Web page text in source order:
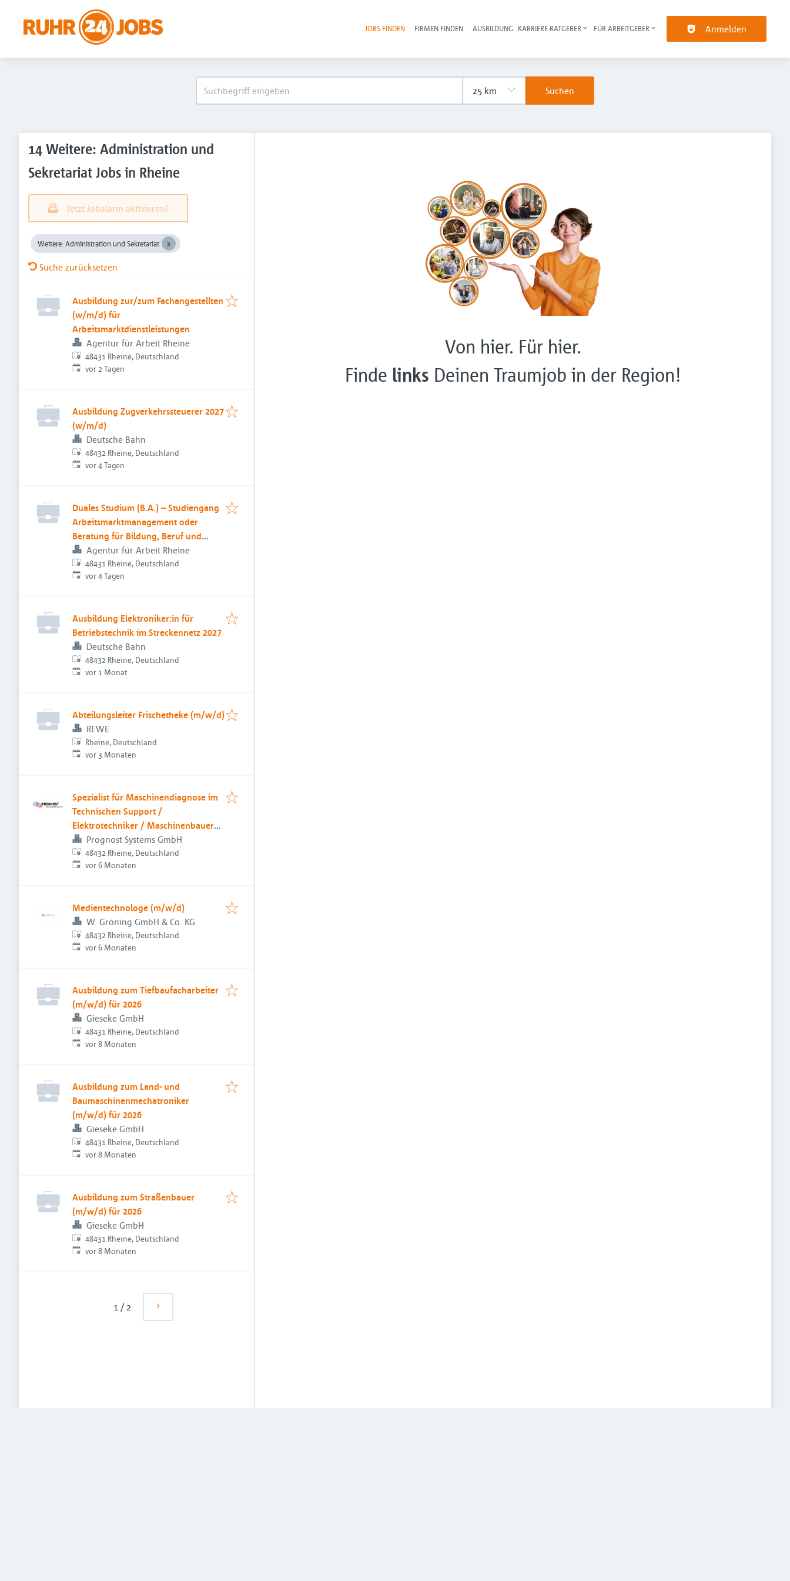
Haupt-Navigation
JOBS FINDEN FIRMEN FINDEN AUSBILDUNG KARRIERE-RATGEBER FÜR ARBEITGEBER Anmelden
Suchen
14 Weitere: Administration und
Sekretariat Jobs in Rheine
Jetzt Jobalarm aktivieren!
Weitere: Administration und Sekretariat
Suche zurücksetzen
Ausbildung zur/zum Fachangestellten
(w/m/d) für
Arbeitsmarktdienstleistungen
Agentur für Arbeit Rheine
48431 Rheine, Deutschland
Veröffentlicht:
vor 2 Tagen
Ausbildung Zugverkehrssteuerer 2027
(w/m/d)
Deutsche Bahn
48432 Rheine, Deutschland
Veröffentlicht:
vor 4 Tagen
Duales Studium (B.A.) – Studiengang
Arbeitsmarktmanagement oder
Beratung für Bildung, Beruf und
Beschäftigung
Agentur für Arbeit Rheine
48431 Rheine, Deutschland
Veröffentlicht:
vor 4 Tagen
Ausbildung Elektroniker:in für
Betriebstechnik im Streckennetz 2027
Deutsche Bahn
48432 Rheine, Deutschland
Veröffentlicht:
vor 1 Monat
Abteilungsleiter Frischetheke (m/w/d)
REWE
Rheine, Deutschland
Veröffentlicht:
vor 3 Monaten
Spezialist für Maschinendiagnose im
Technischen Support /
Elektrotechniker / Maschinenbauer
(m/w/d)
Prognost Systems GmbH
48432 Rheine, Deutschland
Veröffentlicht:
vor 6 Monaten
Medientechnologe (m/w/d)
W. Gröning GmbH & Co. KG
48432 Rheine, Deutschland
Veröffentlicht:
vor 6 Monaten
Ausbildung zum Tiefbaufacharbeiter
(m/w/d) für 2026
Gieseke GmbH
48431 Rheine, Deutschland
Veröffentlicht:
vor 8 Monaten
Ausbildung zum Land- und
Baumaschinenmechatroniker
(m/w/d) für 2026
Gieseke GmbH
48431 Rheine, Deutschland
Veröffentlicht:
vor 8 Monaten
Ausbildung zum Straßenbauer
(m/w/d) für 2026
Gieseke GmbH
48431 Rheine, Deutschland
Veröffentlicht:
vor 8 Monaten
1 / 2
Von hier. Für hier.
Finde links Deinen Traumjob in der Region!